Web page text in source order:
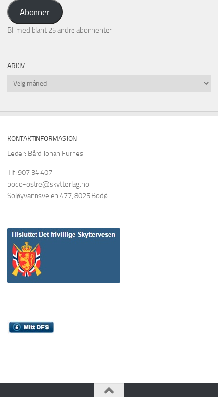
adresse
Abonner
Bli med blant 25 andre abonnenter
ARKIV
Arkiv
KONTAKTINFORMASJON
Leder: Bård Johan Furnes
Tlf: 907 34 407
bodo-ostre@skytterlag.no
Soløyvannsveien 477, 8025 Bodø